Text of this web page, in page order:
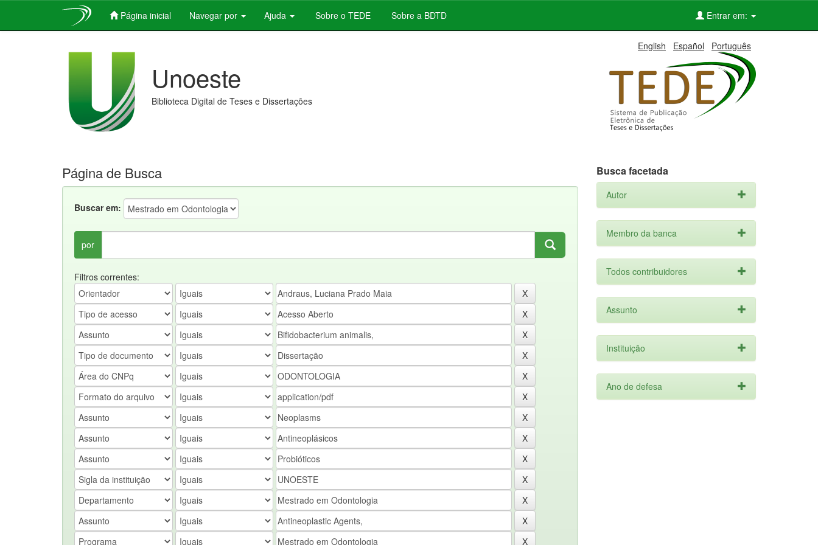
Página inicial Navegar por Ajuda Sobre o TEDE Sobre a BDTD Entrar em:
English Español Português
Unoeste
Biblioteca Digital de Teses e Dissertações
Página de Busca
Buscar em:
por
Filtros correntes:
Busca facetada
Autor
Membro da banca
Todos contribuidores
Assunto
Instituição
Ano de defesa